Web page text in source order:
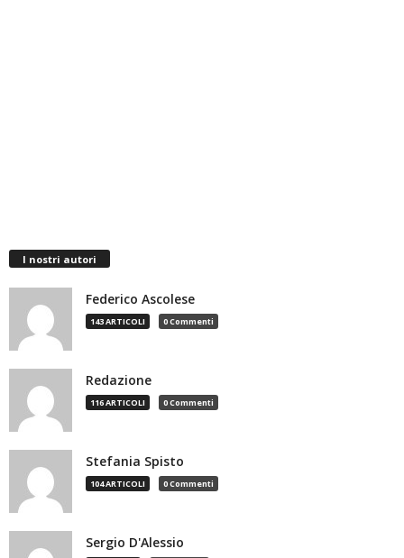
I nostri autori
Federico Ascolese
143 ARTICOLI 0 Commenti
Redazione
116 ARTICOLI 0 Commenti
Stefania Spisto
104 ARTICOLI 0 Commenti
Sergio D'Alessio